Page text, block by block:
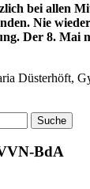
bei allen
Nie
Der 8. Mai
Düsterhöft,
BdA